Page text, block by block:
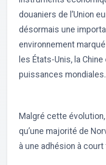
douaniers de l’Union
désormais une
environnement
les États-Unis, la
puissances mondiales.
Malgré cette
qu’une majorité de
à une adhésion à court